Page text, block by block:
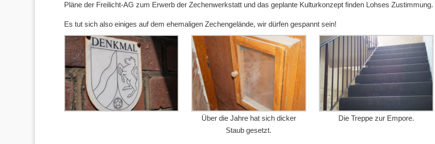
Pläne der Freilicht-AG zum Erwerb der Zechenwerkstatt und das geplante Kulturkonzept finden Lohses Zustimmung.
Es tut sich also einiges auf dem ehemaligen Zechengelände, wir dürfen gespannt sein!
Über die Jahre hat sich dicker
Staub gesetzt.
Die Treppe zur Empore.